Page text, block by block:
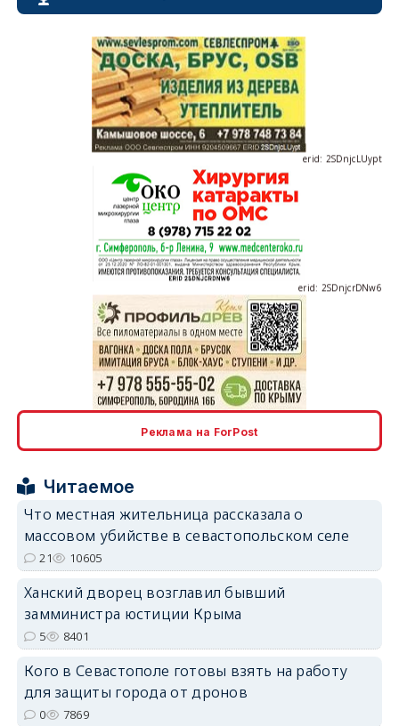
erid: 2SDnjcLUypt
erid: 2SDnjcrDNw6
erid: 2SDnjdPjgYS
erid: 2SDnjdvhGXG
Реклама на ForPost
Читаемое
Что местная жительница рассказала о
массовом убийстве в севастопольском селе
21 10605
Ханский дворец возглавил бывший
замминистра юстиции Крыма
5 8401
Кого в Севастополе готовы взять на работу
для защиты города от дронов
0 7869